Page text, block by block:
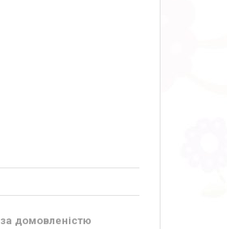
за домовленістю